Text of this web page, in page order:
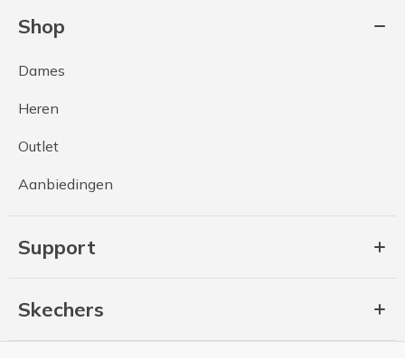
Shop
Dames
Heren
Outlet
Aanbiedingen
Support
Skechers